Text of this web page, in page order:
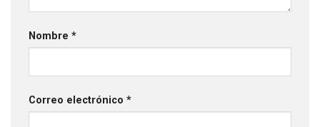
Nombre *
Correo electrónico *